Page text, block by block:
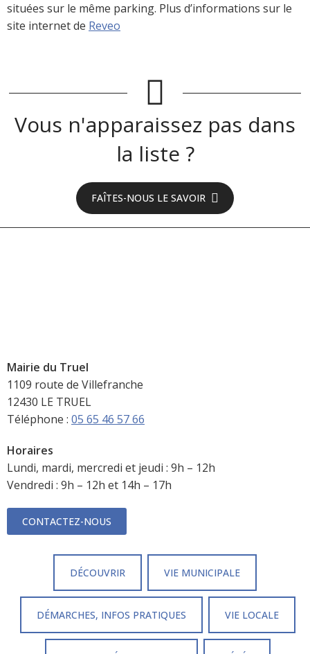
situées sur le même parking. Plus d’informations sur le
site internet de Reveo
Vous n'apparaissez pas dans
la liste ?
FAÎTES-NOUS LE SAVOIR
Mairie du Truel
1109 route de Villefranche
12430 LE TRUEL
Téléphone : 05 65 46 57 66
Horaires
Lundi, mardi, mercredi et jeudi : 9h – 12h
Vendredi : 9h – 12h et 14h – 17h
CONTACTEZ-NOUS
DÉCOUVRIR VIE MUNICIPALE
DÉMARCHES, INFOS PRATIQUES VIE LOCALE